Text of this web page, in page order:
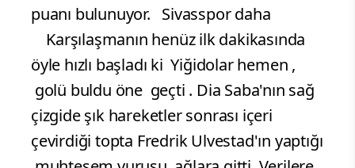
puanı bulunuyor. Sivasspor daha
Karşılaşmanın henüz ilk dakikasında
öyle hızlı başladı ki Yiğidolar hemen ,
golü buldu öne geçti . Dia Saba'nın sağ
çizgide şık hareketler sonrası içeri
çevirdiği topta Fredrik Ulvestad'ın yaptığı